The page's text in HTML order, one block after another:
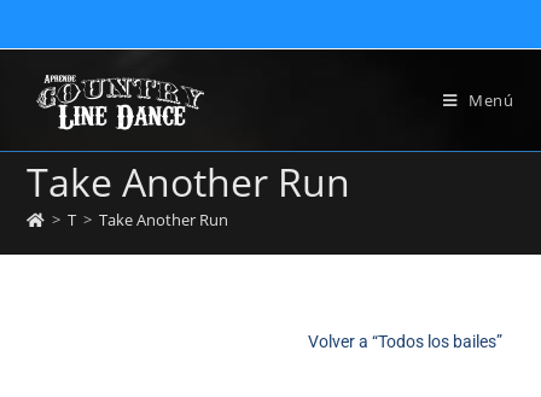
Menú
Take Another Run
> T > Take Another Run
Volver a “Todos los bailes”